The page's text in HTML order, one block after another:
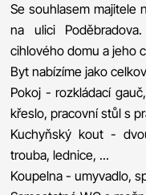
Se souhlasem majitele
na ulici
cihlového domu a jeho
Byt nabízíme jako
Pokoj - rozkládací
křeslo, pracovní stůl s
Kuchyňský kout -
trouba, lednice, ...
Koupelna - umyvadlo,